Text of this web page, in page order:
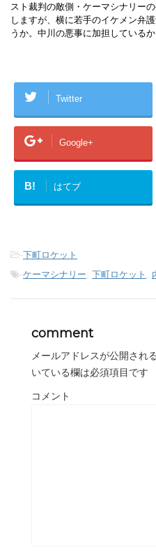
スト裁判の敵側・ケーマシナリー
しますが、横に若手のイケメン弁
うか。中川の悪事に加担している
Twitter
Google+
B! はてブ
-下町ロケット
-ケーマシナリー 下町ロケット
comment
メールアドレスが公開され
いている欄は必須項目です
コメント